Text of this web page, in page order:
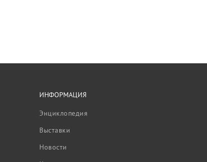
ИНФОРМАЦИЯ
Энциклопедия
Выставки
Новости